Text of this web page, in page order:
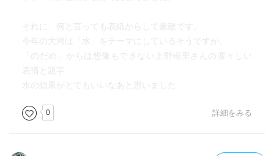
それに、何と言っても表紙からして素敵です。
今年の大河は「水」をテーマにしているそうですが、
「のだめ」からは想像もできない上野樹里さんの凛々しい
表情と題字、
水の効果がとてもいいなあと思いました。
0 詳細をみる